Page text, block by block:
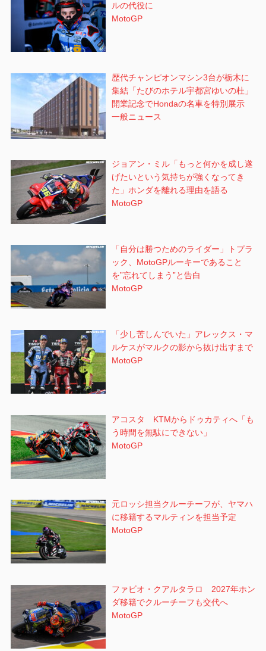
ルの代役に
MotoGP
歴代チャンピオンマシン3台が栃木に
集結「たびのホテル宇都宮ゆいの杜」
開業記念でHondaの名車を特別展示
一般ニュース
ジョアン・ミル「もっと何かを成し遂
げたいという気持ちが強くなってき
た」ホンダを離れる理由を語る
MotoGP
「自分は勝つためのライダー」トプラ
ック、MotoGPルーキーであること
を”忘れてしまう”と告白
MotoGP
「少し苦しんでいた」アレックス・マ
ルケスがマルクの影から抜け出すまで
MotoGP
アコスタ KTMからドゥカティへ「も
う時間を無駄にできない」
MotoGP
元ロッシ担当クルーチーフが、ヤマハ
に移籍するマルティンを担当予定
MotoGP
ファビオ・クアルタラロ 2027年ホン
ダ移籍でクルーチーフも交代へ
MotoGP